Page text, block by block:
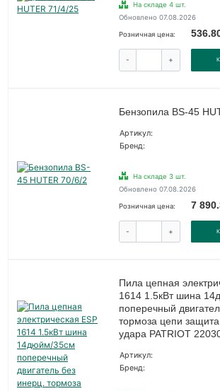
На складе 4 шт.
Обновлено 07.08.2026
Розничная цена:
- +
Бензопила BS-45
Артикул:
Бренд:
На складе 3 шт.
Обновлено 07.08.2026
Розничная цена: 7
- +
Пила цепная
1614 1.5кВт шина
поперечный
тормоза цепи
удара PATRIOT
Артикул:
Бренд: